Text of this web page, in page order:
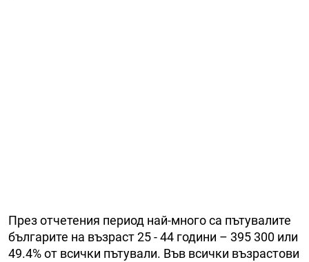
През отчетения период най-много са пътувалите
българите на възраст 25 - 44 години – 395 300 или
49.4% от всички пътували. Във всички възрастови